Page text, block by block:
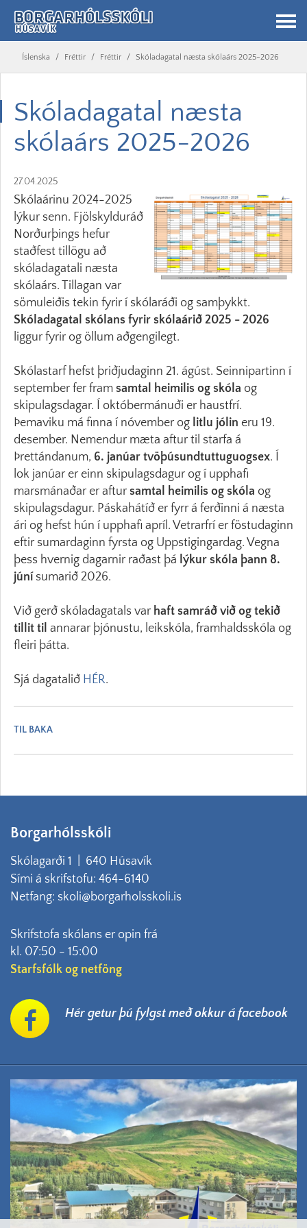
Íslenska / Fréttir / Fréttir / Skóladagatal næsta skólaárs 2025-2026
Skóladagatal næsta
skólaárs 2025-2026
27.04.2025
Skólaárinu 2024-2025
lýkur senn. Fjölskylduráð
Norðurþings hefur
staðfest tillögu að
skóladagatali næsta
skólaárs. Tillagan var
sömuleiðis tekin fyrir í skólaráði og samþykkt.
Skóladagatal skólans fyrir skólaárið 2025 - 2026
liggur fyrir og öllum aðgengilegt.
Skólastarf hefst þriðjudaginn 21. ágúst. Seinnipartinn í
september fer fram samtal heimilis og skóla og
skipulagsdagar. Í októbermánuði er haustfrí.
Þemaviku má finna í nóvember og litlu jólin eru 19.
desember. Nemendur mæta aftur til starfa á
Þrettándanum, 6. janúar tvöþúsundtuttuguogsex. Í
lok janúar er einn skipulagsdagur og í upphafi
marsmánaðar er aftur samtal heimilis og skóla og
skipulagsdagur. Páskahátíð er fyrr á ferðinni á næsta
ári og hefst hún í upphafi apríl. Vetrarfrí er föstudaginn
eftir sumardaginn fyrsta og Uppstigingardag. Vegna
þess hvernig dagarnir raðast þá lýkur skóla þann 8.
júnísumarið 2026.
Við gerð skóladagatals var haft samráð við og tekið
tillit til annarar þjónustu, leikskóla, framhaldsskóla og
fleiri þátta.
Sjá dagatalið HÉR.
TIL BAKA
Borgarhólsskóli
Skólagarði 1 | 640 Húsavík
Sími á skrifstofu: 464-6140
Netfang: skoli@borgarholsskoli.is
Skrifstofa skólans er opin frá
kl. 07:50 - 15:00
Starfsfólk og netföng
Hér getur þú fylgst með okkur á facebook